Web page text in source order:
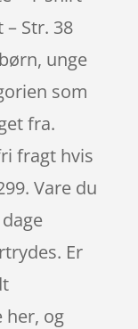
Str. 38
unge
som
fra.
fragt hvis
Vare du
Er
her, og